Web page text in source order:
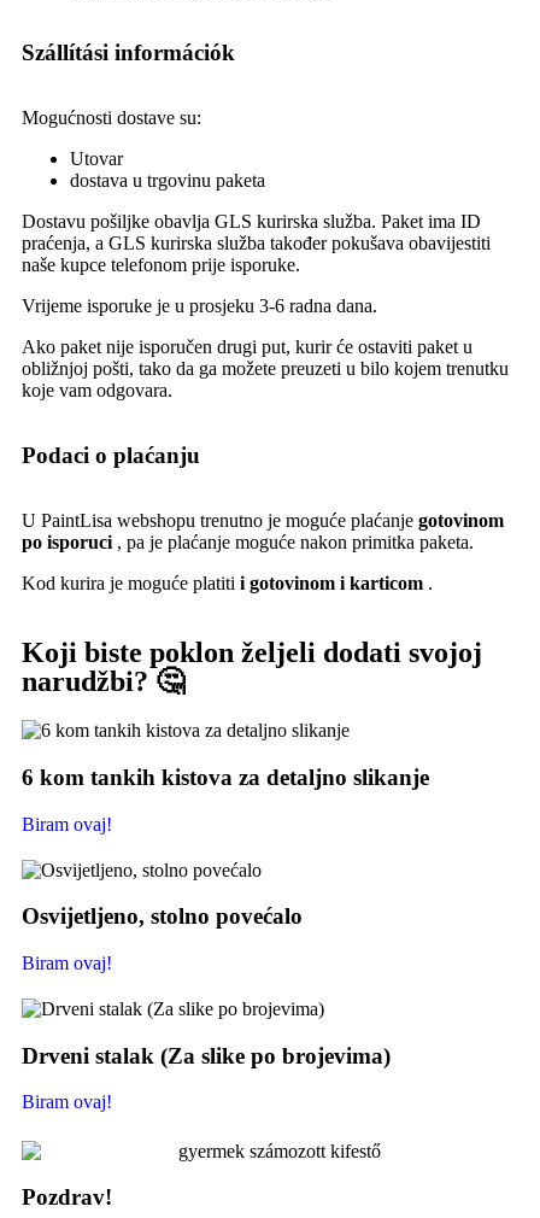
Szállítási információk
Mogućnosti dostave su:
Utovar
dostava u trgovinu paketa
Dostavu pošiljke obavlja GLS kurirska služba. Paket ima ID
praćenja, a GLS kurirska služba također pokušava obavijestiti
naše kupce telefonom prije isporuke.
Vrijeme isporuke je u prosjeku 3-6 radna dana.
Ako paket nije isporučen drugi put, kurir će ostaviti paket u
obližnjoj pošti, tako da ga možete preuzeti u bilo kojem trenutku
koje vam odgovara.
Podaci o plaćanju
U PaintLisa webshopu trenutno je moguće plaćanje gotovinom
po isporuci , pa je plaćanje moguće nakon primitka paketa.
Kod kurira je moguće platiti i gotovinom i karticom .
Koji biste poklon željeli dodati svojoj
narudžbi? 🤔
6 kom tankih kistova za detaljno slikanje
Biram ovaj!
Osvijetljeno, stolno povećalo
Biram ovaj!
Drveni stalak (Za slike po brojevima)
Biram ovaj!
Pozdrav!